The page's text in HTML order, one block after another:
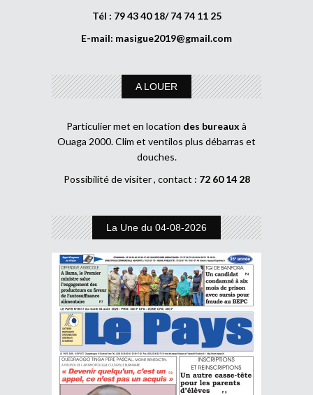
Tél : 79 43 40 18/ 74 74 11 25
E-mail: masigue2019@gmail.com
A LOUER
Particulier met en location des bureaux à
Ouaga 2000. Clim et ventilos plus débarras et
douches.
Possibilité de visiter , contact : 72 60 14 28
La Une du 04-08-2026